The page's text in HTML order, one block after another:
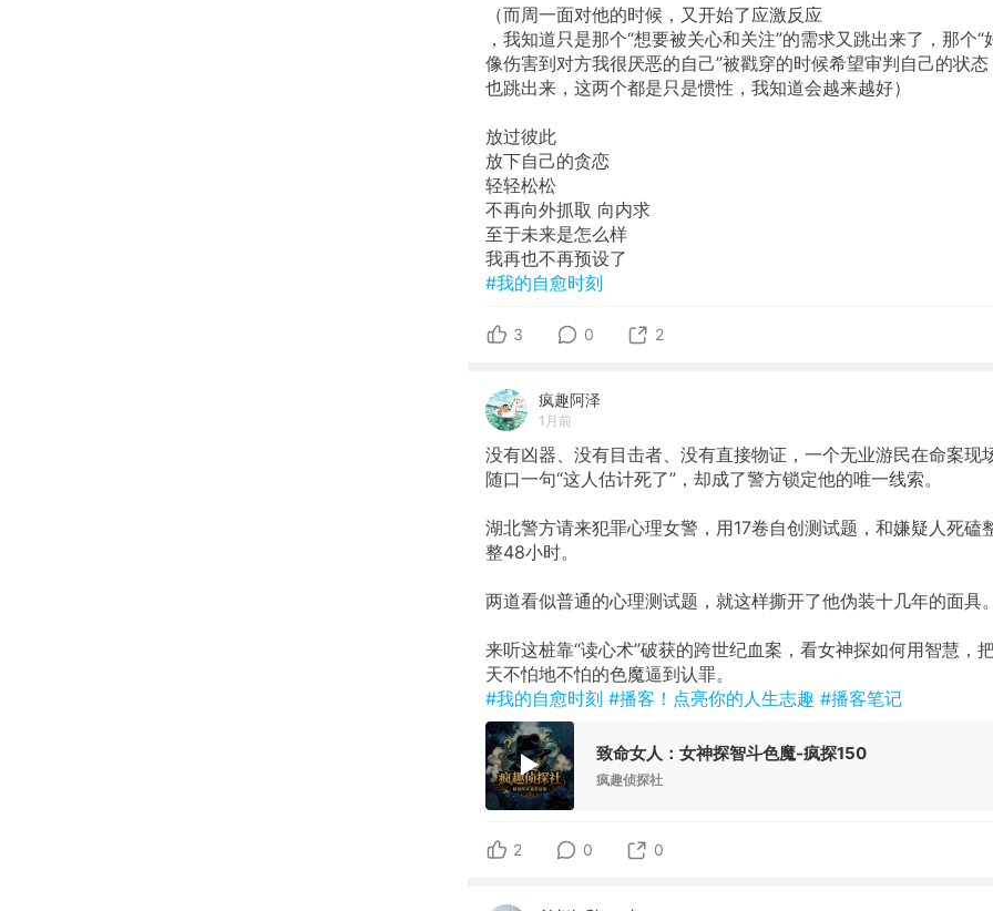
（而周一面对他的时候，又开始了应激反应
，我知道只是那个“想要被关心和关注”的需求又跳出来了，那个“
像伤害到对方我很厌恶的自己”被戳穿的时候希望审判自己的状态
也跳出来，这两个都是只是惯性，我知道会越来越好）
放过彼此
放下自己的贪恋
轻轻松松
不再向外抓取 向内求
至于未来是怎么样
我再也不再预设了
#我的自愈时刻
3 0 2
疯趣阿泽
1月前
没有凶器、没有目击者、没有直接物证，一个无业游民在命案现
随口一句“这人估计死了”，却成了警方锁定他的唯一线索。
湖北警方请来犯罪心理女警，用17卷自创测试题，和嫌疑人死磕
整48小时。
两道看似普通的心理测试题，就这样撕开了他伪装十几年的面具
来听这桩靠“读心术”破获的跨世纪血案，看女神探如何用智慧，
天不怕地不怕的色魔逼到认罪。
#我的自愈时刻 #播客！点亮你的人生志趣 #播客笔记
致命女人：女神探智斗色魔-疯探150
疯趣侦探社
2 0 0